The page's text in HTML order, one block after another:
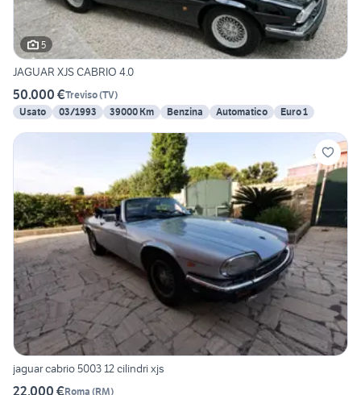
5
JAGUAR XJS CABRIO 4.0
50.000 €Treviso(TV)
Usato
03/1993 39000 Km Benzina Automatico Euro 1
jaguar cabrio 5003 12 cilindri xjs
22.000 €Roma (RM)